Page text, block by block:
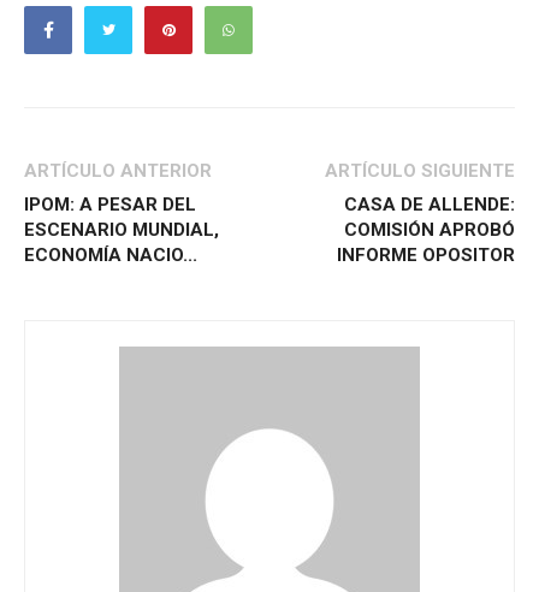
ARTÍCULO ANTERIOR
IPOM: A PESAR DEL
ESCENARIO MUNDIAL,
ECONOMÍA NACIO...
ARTÍCULO SIGUIENTE
CASA DE ALLENDE:
COMISIÓN APROBÓ
INFORME OPOSITOR